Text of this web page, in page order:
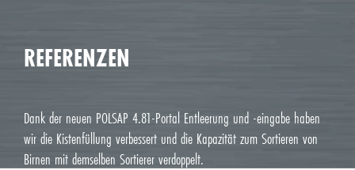
REFERENZEN
Dank der neuen POLSAP 4.81-Portal Entleerung und -eingabe haben
wir die Kistenfüllung verbessert und die Kapazität zum Sortieren von
Birnen mit demselben Sortierer verdoppelt.